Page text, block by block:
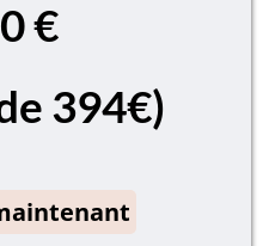
€
394€)